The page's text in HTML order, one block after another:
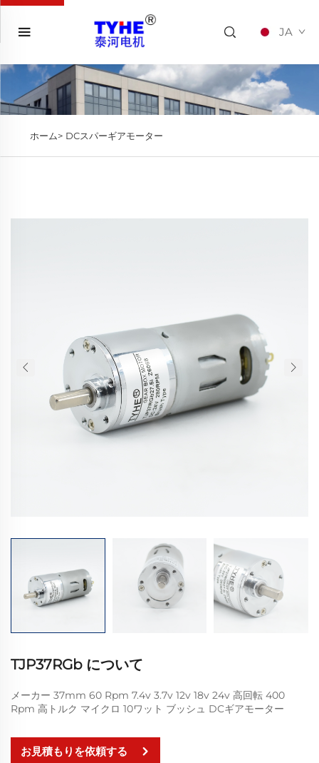
JA
ホーム> DCスパーギアモーター
TJP37RGb について
メーカー 37mm 60 Rpm 7.4v 3.7v 12v 18v 24v 高回転 400
Rpm 高トルク マイクロ 10ワット ブッシュ DCギアモーター
お見積もりを依頼する